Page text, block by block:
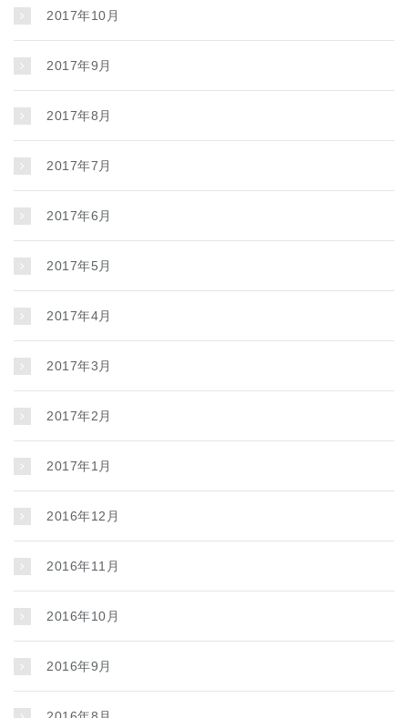
2017年10月
2017年9月
2017年8月
2017年7月
2017年6月
2017年5月
2017年4月
2017年3月
2017年2月
2017年1月
2016年12月
2016年11月
2016年10月
2016年9月